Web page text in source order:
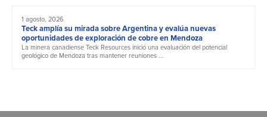
1 agosto, 2026
Teck amplía su mirada sobre Argentina y evalúa nuevas
oportunidades de exploración de cobre en Mendoza
La minera canadiense Teck Resources inició una evaluación del potencial
geológico de Mendoza tras mantener reuniones ...